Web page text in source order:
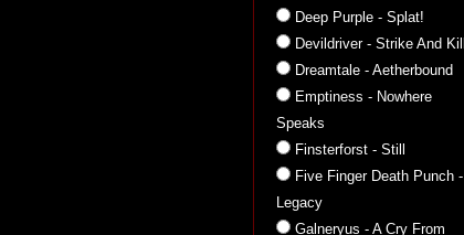
Deep Purple - Splat!
Devildriver - Strike And Kill
Dreamtale - Aetherbound
Emptiness - Nowhere
Speaks
Finsterforst - Still
Five Finger Death Punch -
Legacy
Galneryus - A Cry From